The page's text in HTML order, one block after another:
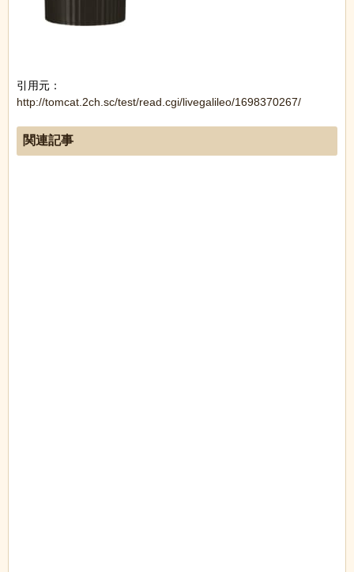
引用元：
http://tomcat.2ch.sc/test/read.cgi/livegalileo/1698370267/
関連記事